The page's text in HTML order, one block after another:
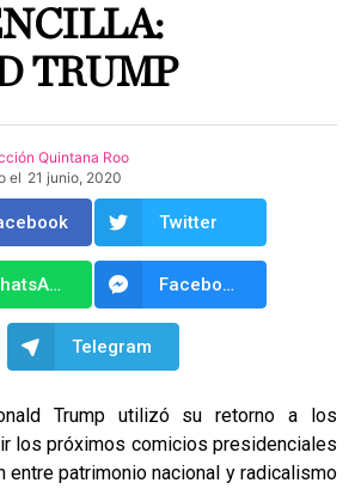
TRUMP
Quintana Roo
el 21 junio, 2020
Twitter
WhatsApp Facebook Messenger
Telegram
Trump utilizó su retorno a los
los próximos comicios presidenciales
entre patrimonio nacional y radicalismo